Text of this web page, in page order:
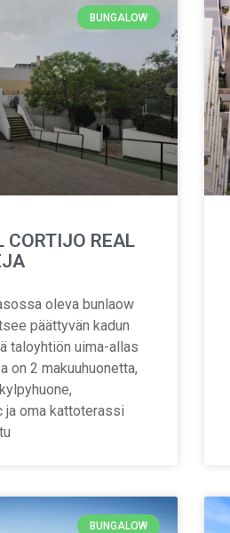
BUNGALOW
CORTIJO REAL
oleva bunlaow
päättyvän kadun
taloyhtiön uima-allas
on 2 makuuhuonetta,
ja oma kattoterassi
BUNGALOW